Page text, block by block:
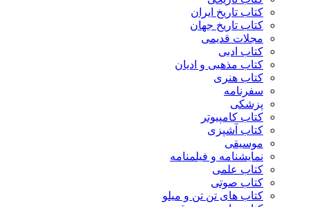
کتاب تاریخ ایران
کتاب تاریخ جهان
مجلات قدیمی
کتاب ادبی
کتاب مذهبی و ادیان
کتاب هنری
سفرنامه
پزشکی
کتاب کامپیوتر
کتاب آشپزی
موسیقی
نمایشنامه و فیلمنامه
کتاب علمی
کتاب صوتی
کتاب های تن تن و میلو